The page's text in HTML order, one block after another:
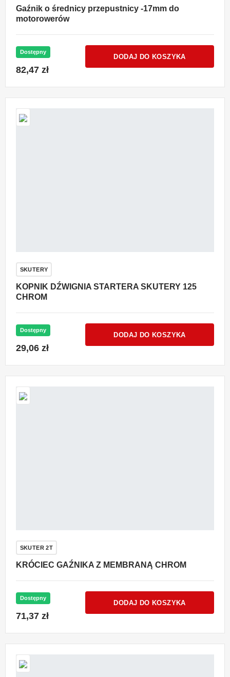
Gaźnik o średnicy przepustnicy -17mm do
motorowerów
Dostępny
82,47 zł
DODAJ DO KOSZYKA
SKUTERY
KOPNIK DŹWIGNIA STARTERA SKUTERY 125
CHROM
Dostępny
29,06 zł
DODAJ DO KOSZYKA
SKUTER 2T
KRÓCIEC GAŹNIKA Z MEMBRANĄ CHROM
Dostępny
71,37 zł
DODAJ DO KOSZYKA